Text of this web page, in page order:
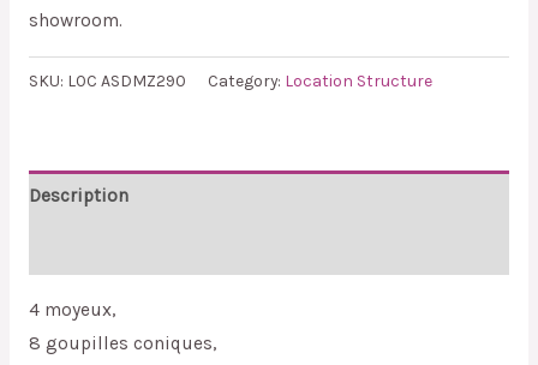
showroom.
SKU: LOC ASDMZ290 Category: Location Structure
Description
4 moyeux,
8 goupilles coniques,